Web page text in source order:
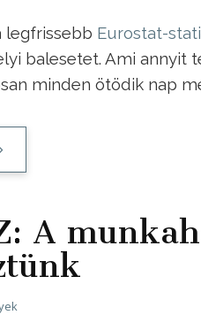
legfrissebb Eurostat-
balesetet. Ami annyit
minden ötödik nap
A